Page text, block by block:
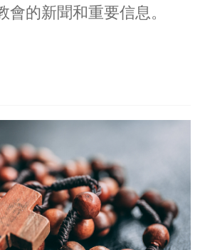
的新聞和重要信息。